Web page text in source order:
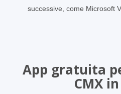
successive, come Microsoft
App gratuita
CMX in